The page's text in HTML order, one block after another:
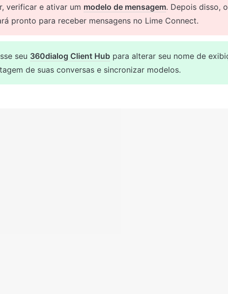
verificar e ativar um modelo de mensagem. Depois disso,
pronto para receber mensagens no Lime Connect.
seu 360dialog Client Hub para alterar seu nome de
de suas conversas e sincronizar modelos.